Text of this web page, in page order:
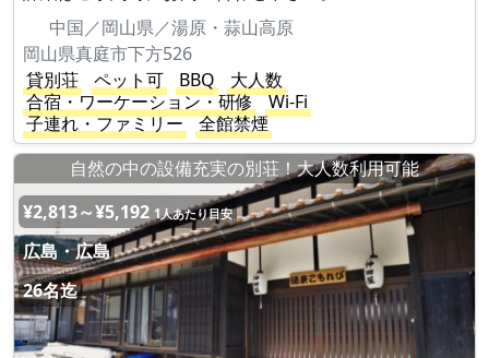
中国／岡山県／湯原・蒜山高原
岡山県真庭市下方526
貸別荘
ペット可 BBQ
大人数
合宿・ワーケーション・研修
Wi-Fi
子連れ・ファミリー
全館禁煙
自然の中の設備充実の別荘！大人数利用可能
¥2,813～¥5,192 1人あたり目安
広島・広島
26名迄